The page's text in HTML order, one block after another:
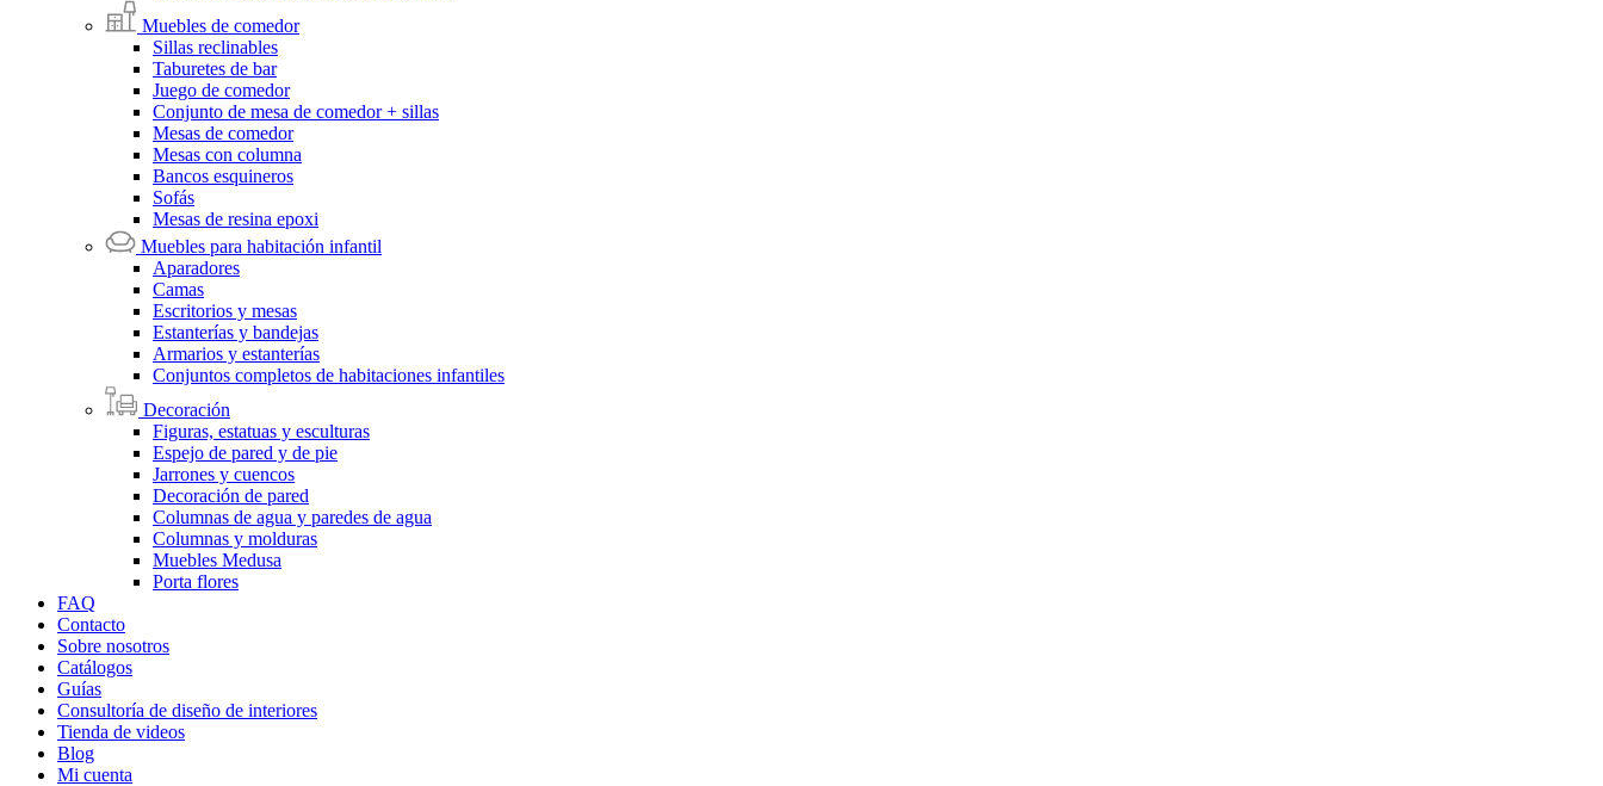
Muebles de comedor
Sillas reclinables
Taburetes de bar
Juego de comedor
Conjunto de mesa de comedor + sillas
Mesas de comedor
Mesas con columna
Bancos esquineros
Sofás
Mesas de resina epoxi
Muebles para habitación infantil
Aparadores
Camas
Escritorios y mesas
Estanterías y bandejas
Armarios y estanterías
Conjuntos completos de habitaciones infantiles
Decoración
Figuras, estatuas y esculturas
Espejo de pared y de pie
Jarrones y cuencos
Decoración de pared
Columnas de agua y paredes de agua
Columnas y molduras
Muebles Medusa
Porta flores
FAQ
Contacto
Sobre nosotros
Catálogos
Guías
Consultoría de diseño de interiores
Tienda de videos
Blog
Mi cuenta